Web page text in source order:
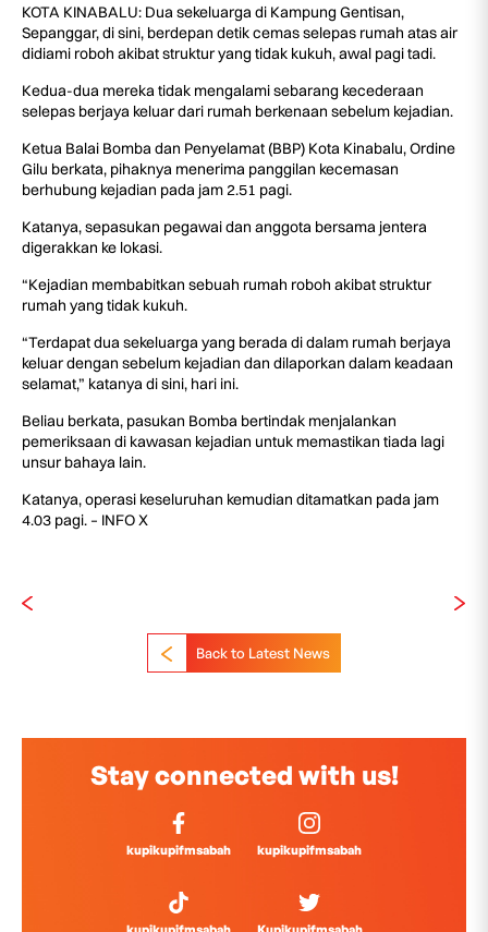
KOTA KINABALU: Dua sekeluarga di Kampung Gentisan,
Sepanggar, di sini, berdepan detik cemas selepas rumah atas air
didiami roboh akibat struktur yang tidak kukuh, awal pagi tadi.
Kedua-dua mereka tidak mengalami sebarang kecederaan
selepas berjaya keluar dari rumah berkenaan sebelum kejadian.
Ketua Balai Bomba dan Penyelamat (BBP) Kota Kinabalu, Ordine
Gilu berkata, pihaknya menerima panggilan kecemasan
berhubung kejadian pada jam 2.51 pagi.
Katanya, sepasukan pegawai dan anggota bersama jentera
digerakkan ke lokasi.
“Kejadian membabitkan sebuah rumah roboh akibat struktur
rumah yang tidak kukuh.
“Terdapat dua sekeluarga yang berada di dalam rumah berjaya
keluar dengan sebelum kejadian dan dilaporkan dalam keadaan
selamat,” katanya di sini, hari ini.
Beliau berkata, pasukan Bomba bertindak menjalankan
pemeriksaan di kawasan kejadian untuk memastikan tiada lagi
unsur bahaya lain.
Katanya, operasi keseluruhan kemudian ditamatkan pada jam
4.03 pagi. – INFO X
Back to Latest News
Stay connected with us!
kupikupifmsabah kupikupifmsabah